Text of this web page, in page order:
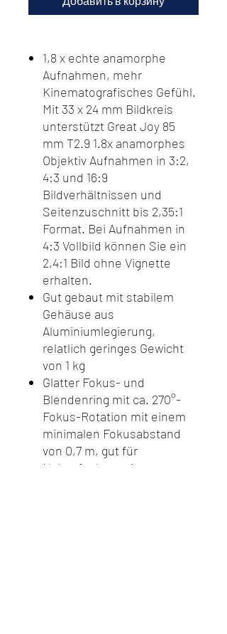
1,8 x echte anamorphe
Aufnahmen, mehr
Kinematografisches Gefühl.
Mit 33 x 24 mm Bildkreis
unterstützt Great Joy 85
mm T2.9 1.8x anamorphes
Objektiv Aufnahmen in 3:2,
4:3 und 16:9
Bildverhältnissen und
Seitenzuschnitt bis 2,35:1
Format. Bei Aufnahmen in
4:3 Vollbild können Sie ein
2,4:1 Bild ohne Vignette
erhalten.
Gut gebaut mit stabilem
Gehäuse aus
Aluminiumlegierung,
relatlich geringes Gewicht
von 1 kg
Glatter Fokus- und
Blendenring mit ca. 270°-
Fokus-Rotation mit einem
minimalen Fokusabstand
von 0,7 m, gut für
Nahaufnahmen im